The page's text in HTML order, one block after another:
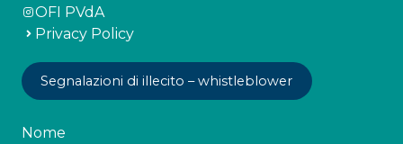
OFI PVdA
Privacy Policy
Segnalazioni di illecito – whistleblower
Nome